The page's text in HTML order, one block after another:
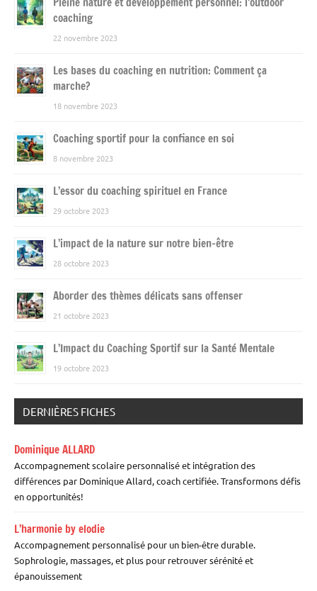
coaching
22 novembre 2023
Les bases du coaching en nutrition: Comment ça
marche?
18 novembre 2023
Coaching sportif pour la confiance en soi
8 novembre 2023
L’essor du coaching spirituel en France
29 octobre 2023
L’impact de la nature sur notre bien-être
28 octobre 2023
Aborder des thèmes délicats sans offenser
21 octobre 2023
L’Impact du Coaching Sportif sur la Santé Mentale
19 octobre 2023
DERNIÈRES FICHES
Dominique ALLARD
Accompagnement scolaire personnalisé et intégration des
différences par Dominique Allard, coach certifiée. Transformons défis
en opportunités!
L’harmonie by elodie
Accompagnement personnalisé pour un bien-être durable.
Sophrologie, massages, et plus pour retrouver sérénité et
épanouissement